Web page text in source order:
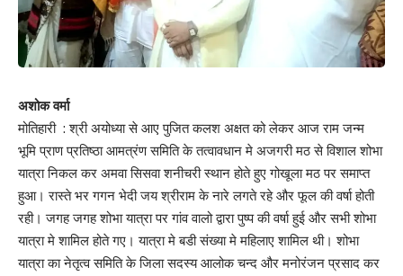
अशोक वर्मा
मोतिहारी : श्री अयोध्या से आए पुजित कलश अक्षत को लेकर आज राम जन्म
भूमि प्राण प्रतिष्ठा आमत्रंण समिति के तत्वावधान मे अजगरी मठ से विशाल शोभा
यात्रा निकल कर अमवा सिसवा शनीचरी स्थान होते हुए गोखूला मठ पर समाप्त
हुआ। रास्ते भर गगन भेदी जय श्रीराम के नारे लगते रहे और फूल की वर्षा होती
रही। जगह जगह शोभा यात्रा पर गांव वालो द्वारा पुष्प की वर्षा हुई और सभी शोभा
यात्रा मे शामिल होते गए। यात्रा मे बडी संख्या मे महिलाए शामिल थी। शोभा
यात्रा का नेतृत्व समिति के जिला सदस्य आलोक चन्द और मनोरंजन प्रसाद कर